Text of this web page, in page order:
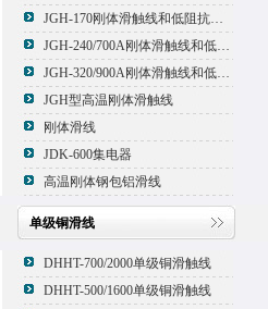
JGH-170刚体滑触线和低阻抗滑触线
JGH-240/700A刚体滑触线和低阻抗滑触线
JGH-320/900A刚体滑触线和低阻抗滑触线
JGH型高温刚体滑触线
刚体滑线
JDK-600集电器
高温刚体钢包铝滑线
单级铜滑线
DHHT-700/2000单级铜滑触线
DHHT-500/1600单级铜滑触线